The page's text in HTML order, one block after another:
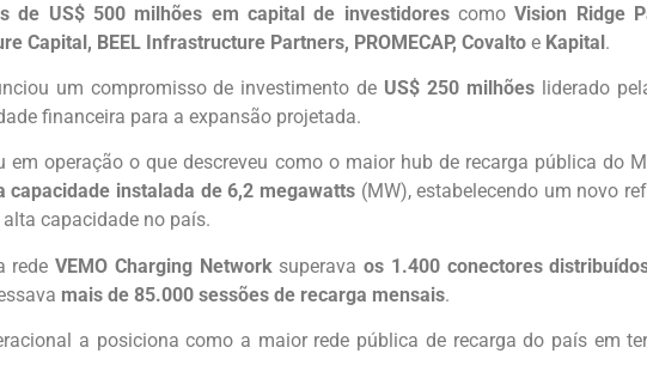
de US$ 500 milhões em capital de investidorescomoVision Ridge
Capital, BEEL Infrastructure Partners, PROMECAP, Covalto e Kapital.
um compromisso de investimento de US$ 250 milhões liderado
financeira para a expansão projetada.
em operação o que descreveu como o maior hub de recarga pública do
capacidade instalada de 6,2 megawatts (MW), estabelecendo um novo
capacidade no país.
redeVEMO Charging Network superava os 1.400 conectores
mais de 85.000 sessões de recarga mensais.
a posiciona como a maior rede pública de recarga do país em